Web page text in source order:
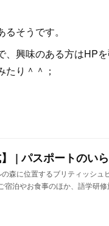
そうです。
興味のある方はHP
り＾＾；
| パスポートのい
森に位置するブリティッシュ
宿泊やお食事のほか、語学研